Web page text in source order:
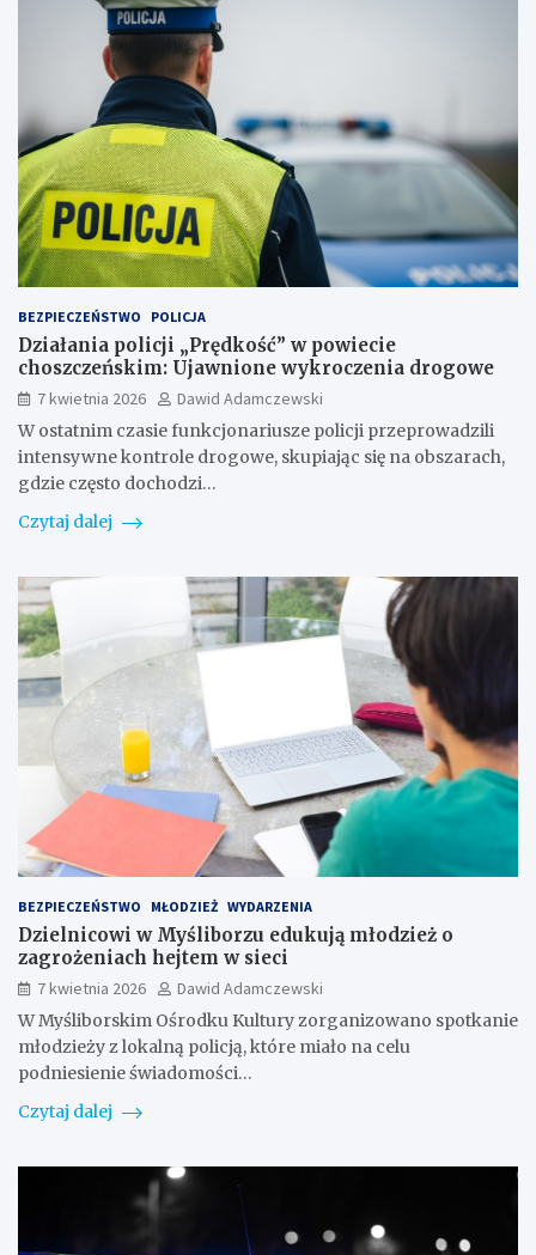
BEZPIECZEŃSTWO POLICJA
Działania policji „Prędkość” w powiecie
choszczeńskim: Ujawnione wykroczenia drogowe
7 kwietnia 2026
Dawid Adamczewski
W ostatnim czasie funkcjonariusze policji przeprowadzili
intensywne kontrole drogowe, skupiając się na obszarach,
gdzie często dochodzi…
Czytaj dalej
BEZPIECZEŃSTWO MŁODZIEŻ WYDARZENIA
Dzielnicowi w Myśliborzu edukują młodzież o
zagrożeniach hejtem w sieci
7 kwietnia 2026
Dawid Adamczewski
W Myśliborskim Ośrodku Kultury zorganizowano spotkanie
młodzieży z lokalną policją, które miało na celu
podniesienie świadomości…
Czytaj dalej